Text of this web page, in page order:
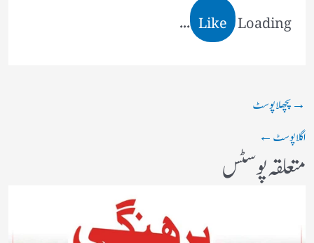
Like Loading...
→پچھلا پوسٹ
اگلا پوسٹ←
متعلقہ پوسٹس